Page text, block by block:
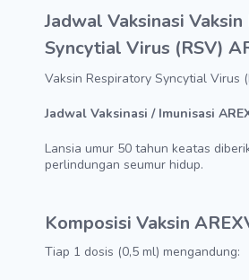
Jadwal Vaksinasi
Syncytial Virus (RSV)
Vaksin Respiratory Syncytial Virus
Jadwal Vaksinasi / Imunisasi
Lansia umur 50 tahun keatas
perlindungan seumur hidup.
Komposisi Vaksin
Tiap 1 dosis (0,5 ml) mengandung: